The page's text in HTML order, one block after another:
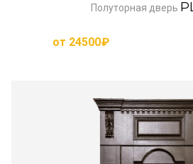
Полуторная дверь
от 24500₽